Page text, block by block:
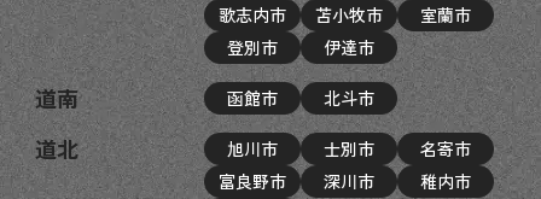
歌志内市
苫小牧市
室蘭市
登別市
伊達市
道南 函館市 北斗市
道北 旭川市 士別市
名寄市
富良野市
深川市
稚内市